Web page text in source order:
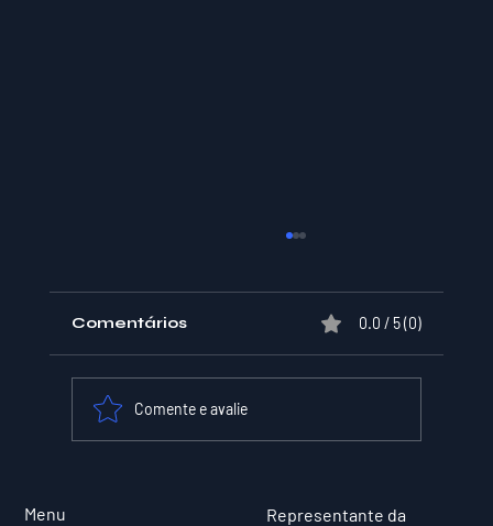
Comentários 0.0 / 5 (0)
Comente e avalie
Menu
Representante da